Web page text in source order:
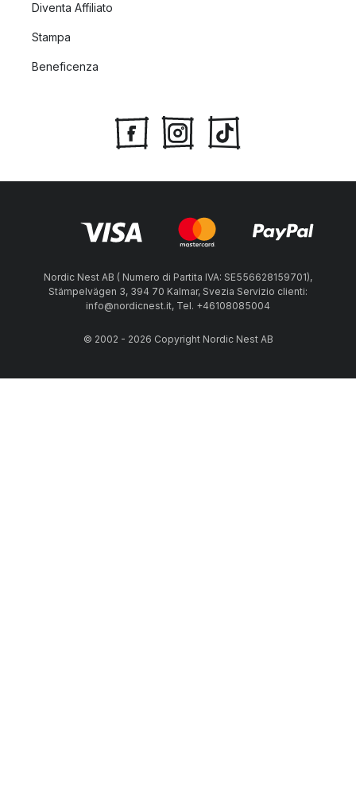
Diventa Affiliato
Stampa
Beneficenza
Nordic Nest AB ( Numero di Partita IVA: SE556628159701),
Stämpelvägen 3, 394 70 Kalmar, Svezia Servizio clienti:
info@nordicnest.it, Tel. +46108085004
© 2002 - 2026 Copyright Nordic Nest AB